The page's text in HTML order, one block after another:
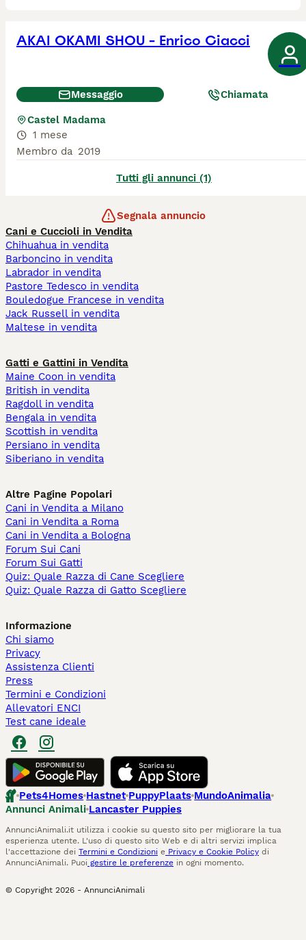
AKAI OKAMI SHOU - Enrico Ciacci
Messaggio Chiamata
Castel Madama
1 mese
Membro da 2019
Tutti gli annunci (1)
Segnala annuncio
Cani e Cuccioli in Vendita
Chihuahua in vendita
Barboncino in vendita
Labrador in vendita
Pastore Tedesco in vendita
Bouledogue Francese in vendita
Jack Russell in vendita
Maltese in vendita
Gatti e Gattini in Vendita
Maine Coon in vendita
British in vendita
Ragdoll in vendita
Bengala in vendita
Scottish in vendita
Persiano in vendita
Siberiano in vendita
Altre Pagine Popolari
Cani in Vendita a Milano
Cani in Vendita a Roma
Cani in Vendita a Bologna
Forum Sui Cani
Forum Sui Gatti
Quiz: Quale Razza di Cane Scegliere
Quiz: Quale Razza di Gatto Scegliere
Informazione
Chi siamo
Privacy
Assistenza Clienti
Press
Termini e Condizioni
Allevatori ENCI
Test cane ideale
Pets4Homes Hastnet PuppyPlaats MundoAnimalia
Annunci Animali Lancaster Puppies
AnnunciAnimali.it utilizza i cookie su questo sito per migliorare la tua
esperienza utente. L'uso di questo sito Web e di altri servizi implica
l'accettazione dei Termini e Condizioni e Privacy e Cookie Policy di
AnnunciAnimali. Puoi gestire le preferenze in ogni momento.
© Copyright 2026 - AnnunciAnimali